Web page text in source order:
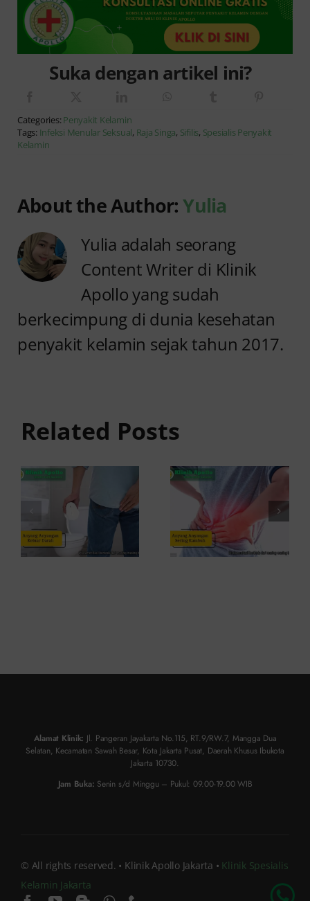
Suka dengan artikel ini?
Categories: Penyakit Kelamin
Tags: Infeksi Menular Seksual, Raja Singa, Sifilis, Spesialis Penyakit
Kelamin
About the Author:Yulia
Yulia adalah seorang
Content Writer di Klinik
Apollo yang sudah
berkecimpung di dunia kesehatan
penyakit kelamin sejak tahun 2017.
Related Posts
Anyang
Darah:
Penyebab
dan Kapan
ke Dokter
Kambuh
dan Cara
Atasinya
Alamat Klinik: Jl. Pangeran Jayakarta No.115, RT.9/RW.7, Mangga Dua
Selatan, Kecamatan Sawah Besar, Kota Jakarta Pusat, Daerah Khusus Ibukota
Jakarta 10730.
Jam Buka: Senin s/d Minggu – Pukul: 09.00-19.00 WIB
© All rights reserved. • Klinik Apollo Jakarta • Klinik Spesialis
Kelamin Jakarta